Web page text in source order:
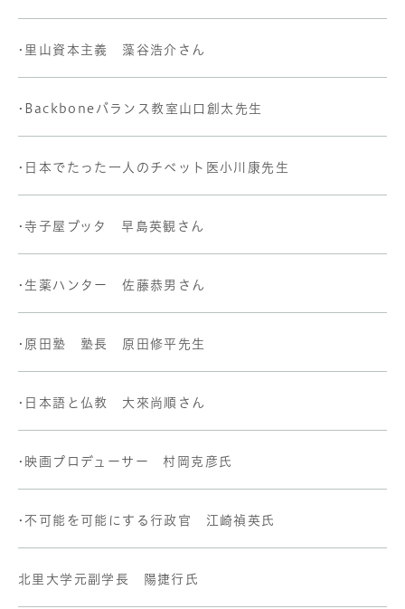
•里山資本主義 藻谷浩介さん
•Backboneバランス教室山口創太先生
•日本でたった一人のチベット医小川康先生
•寺子屋ブッタ 早島英観さん
•生薬ハンター 佐藤恭男さん
•原田塾 塾長 原田修平先生
•日本語と仏教 大來尚順さん
•映画プロデューサー 村岡克彦氏
•不可能を可能にする行政官 江崎禎英氏
北里大学元副学長 陽捷行氏